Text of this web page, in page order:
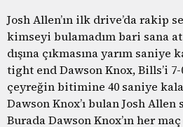
Josh Allen’ın ilk drive’da rakip
kimseyi bulamadım bari sana
dışına çıkmasına yarım saniye
tight end Dawson Knox, Bills’i
çeyreğin bitimine 40 saniye kala
Dawson Knox’ı bulan Josh Allen
Burada Dawson Knox’ın her